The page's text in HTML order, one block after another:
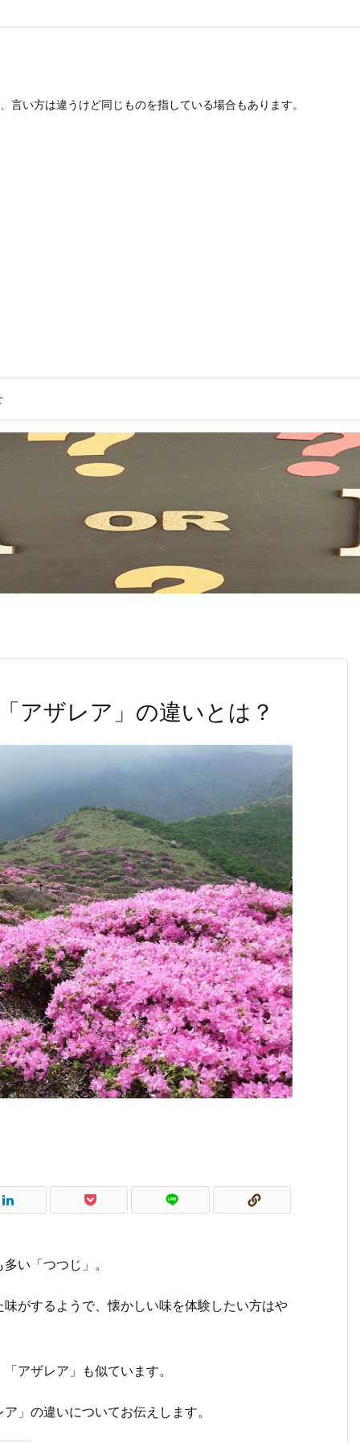
い方は違うけど同じものを指している場合もあります。
アザレア」の違いとは？
い「つつじ」。
がするようで、懐かしい味を体験したい方はや
アザレア」も似ています。
」の違いについてお伝えします。